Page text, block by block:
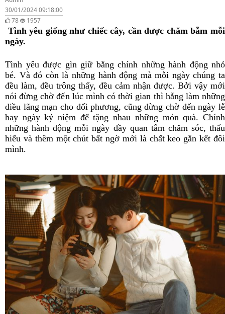
30/01/2024 09:18:00
78
1957
Tình yêu giống như chiếc cây, cần được chăm bẵm mỗi
ngày.
Tình yêu được gìn giữ bằng chính những hành động nhỏ
bé. Và đó còn là những hành động mà mỗi ngày chúng ta
đều làm, đều trông thấy, đều cảm nhận được. Bởi vậy mới
nói đừng chờ đến lúc mình có thời gian thì hẵng làm những
điều lãng mạn cho đối phương, cũng đừng chờ đến ngày lễ
hay ngày kỷ niệm để tặng nhau những món quà. Chính
những hành động mỗi ngày đầy quan tâm chăm sóc, thấu
hiểu và thêm một chút bất ngờ mới là chất keo gắn kết đôi
mình.